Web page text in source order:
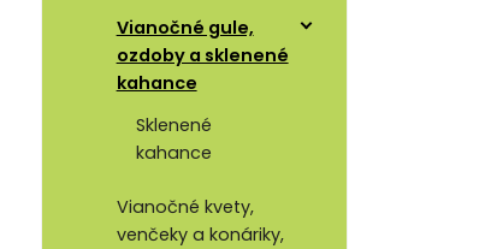
Vianočné gule,
ozdoby a sklenené
kahance
Sklenené
kahance
Vianočné kvety,
venčeky a konáriky,